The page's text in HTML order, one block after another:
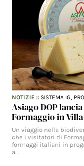
NOTIZIE :: SISTEMA IG,
Asiago DOP
Formaggio in Villa
Un viaggio nella
che i visitatori di
formaggi italiani in
a…